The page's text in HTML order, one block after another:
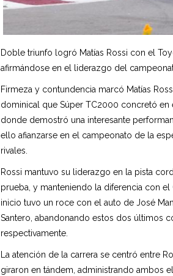
Doble triunfo logró Matías Rossi con el
afirmándose en el liderazgo del
Firmeza y contundencia marcó Matías
dominical que Súper TC2000 concretó
donde demostró una interesante
ello afianzarse en el campeonato de la
rivales.
Rossi mantuvo su liderazgo en la pista
prueba, y manteniendo la diferencia con
inicio tuvo un roce con el auto de José
Santero, abandonando estos dos últimos
respectivamente.
La atención de la carrera se centró entre
giraron en tándem, administrando ambos